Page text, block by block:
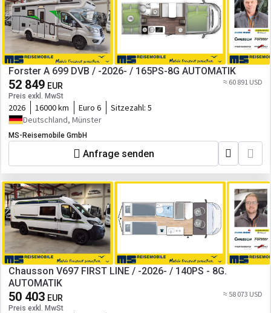
Forster A 699 DVB / -2026- / 165PS-8G AUTOMATIK
52 849 EUR
Preis exkl. MwSt
≈ 60 891 USD
2026 16000 km Euro 6 Sitzezahl: 5
Deutschland, Münster
MS-Reisemobile GmbH
Anfrage senden
Chausson V697 FIRST LINE / -2026- / 140PS - 8G.
AUTOMATIK
50 403 EUR
Preis exkl. MwSt
≈ 58 073 USD